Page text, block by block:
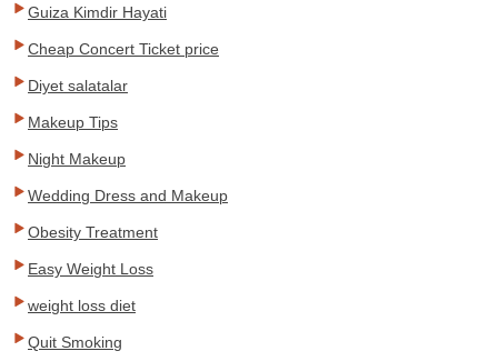
Guiza Kimdir Hayati
Cheap Concert Ticket price
Diyet salatalar
Makeup Tips
Night Makeup
Wedding Dress and Makeup
Obesity Treatment
Easy Weight Loss
weight loss diet
Quit Smoking